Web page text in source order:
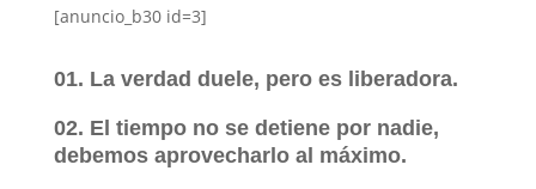
[anuncio_b30 id=3]
01. La verdad duele, pero es liberadora.
02. El tiempo no se detiene por nadie,
debemos aprovecharlo al máximo.